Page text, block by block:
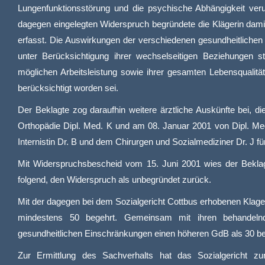
Lungenfunktionsstörung und die psychische Abhängigkeit
dagegen eingelegten Widerspruch begründete die Klägerin
erfasst. Die Auswirkungen der verschiedenen
unter Berücksichtigung ihrer wechselseitigen Beziehungen
möglichen Arbeitsleistung sowie ihrer gesamten
berücksichtigt worden sei.
Der Beklagte zog daraufhin weitere ärztliche Auskünfte bei,
Orthopädie Dipl. Med. K und am 08. Januar 2001 von Dipl.
Internistin Dr. B und dem Chirurgen und Sozialmediziner Dr. J
Mit Widerspruchsbescheid vom 15. Juni 2001 wies der
folgend, den Widerspruch als unbegründet zurück.
Mit der dagegen bei dem Sozialgericht Cottbus erhobenen
mindestens 50 begehrt. Gemeinsam mit ihren
gesundheitlichen Einschränkungen einen höheren GdB als 30
Zur Ermittlung des Sachverhalts hat das Sozialgericht